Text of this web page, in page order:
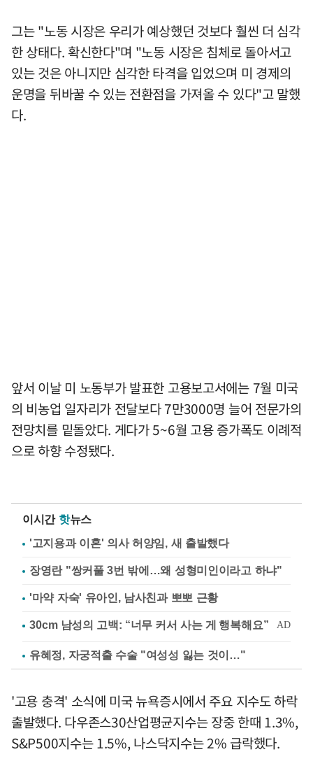
그는 "노동 시장은 우리가 예상했던 것보다 훨씬 더 심각
한 상태다. 확신한다"며 "노동 시장은 침체로 돌아서고
있는 것은 아니지만 심각한 타격을 입었으며 미 경제의
운명을 뒤바꿀 수 있는 전환점을 가져올 수 있다"고 말했
다.
앞서 이날 미 노동부가 발표한 고용보고서에는 7월 미국
의 비농업 일자리가 전달보다 7만3000명 늘어 전문가의
전망치를 밑돌았다. 게다가 5~6월 고용 증가폭도 이례적
으로 하향 수정됐다.
이시간 핫뉴스
'고지용과 이혼' 의사 허양임, 새 출발했다
장영란 "쌍커풀 3번 밖에…왜 성형미인이라고 하냐"
'마약 자숙' 유아인, 남사친과 뽀뽀 근황
유혜정, 자궁적출 수술 "여성성 잃는 것이…"
'고용 충격' 소식에 미국 뉴욕증시에서 주요 지수도 하락
출발했다. 다우존스30산업평균지수는 장중 한때 1.3%,
S&P500지수는 1.5%, 나스닥지수는 2% 급락했다.